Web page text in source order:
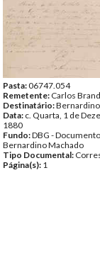
Pasta:06747.054
Remetente: Carlos
Destinatário:
Data: c. Quarta, 1 de
1880
Fundo:DBG -
Bernardino Machado
Tipo Documental:
Página(s): 1